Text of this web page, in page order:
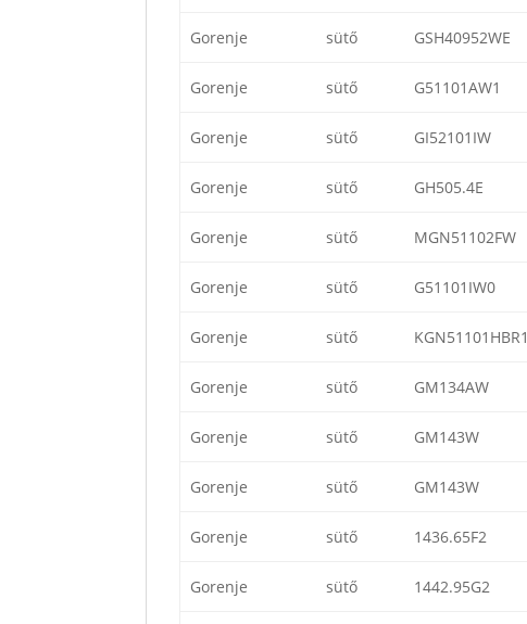
Gorenje sütő GSH40952WE
Gorenje sütő G51101AW1
Gorenje sütő GI52101IW
Gorenje sütő GH505.4E
Gorenje sütő MGN51102FW
Gorenje sütő G51101IW0
Gorenje sütő KGN51101HBR1
Gorenje sütő GM134AW
Gorenje sütő GM143W
Gorenje sütő GM143W
Gorenje sütő 1436.65F2
Gorenje sütő 1442.95G2